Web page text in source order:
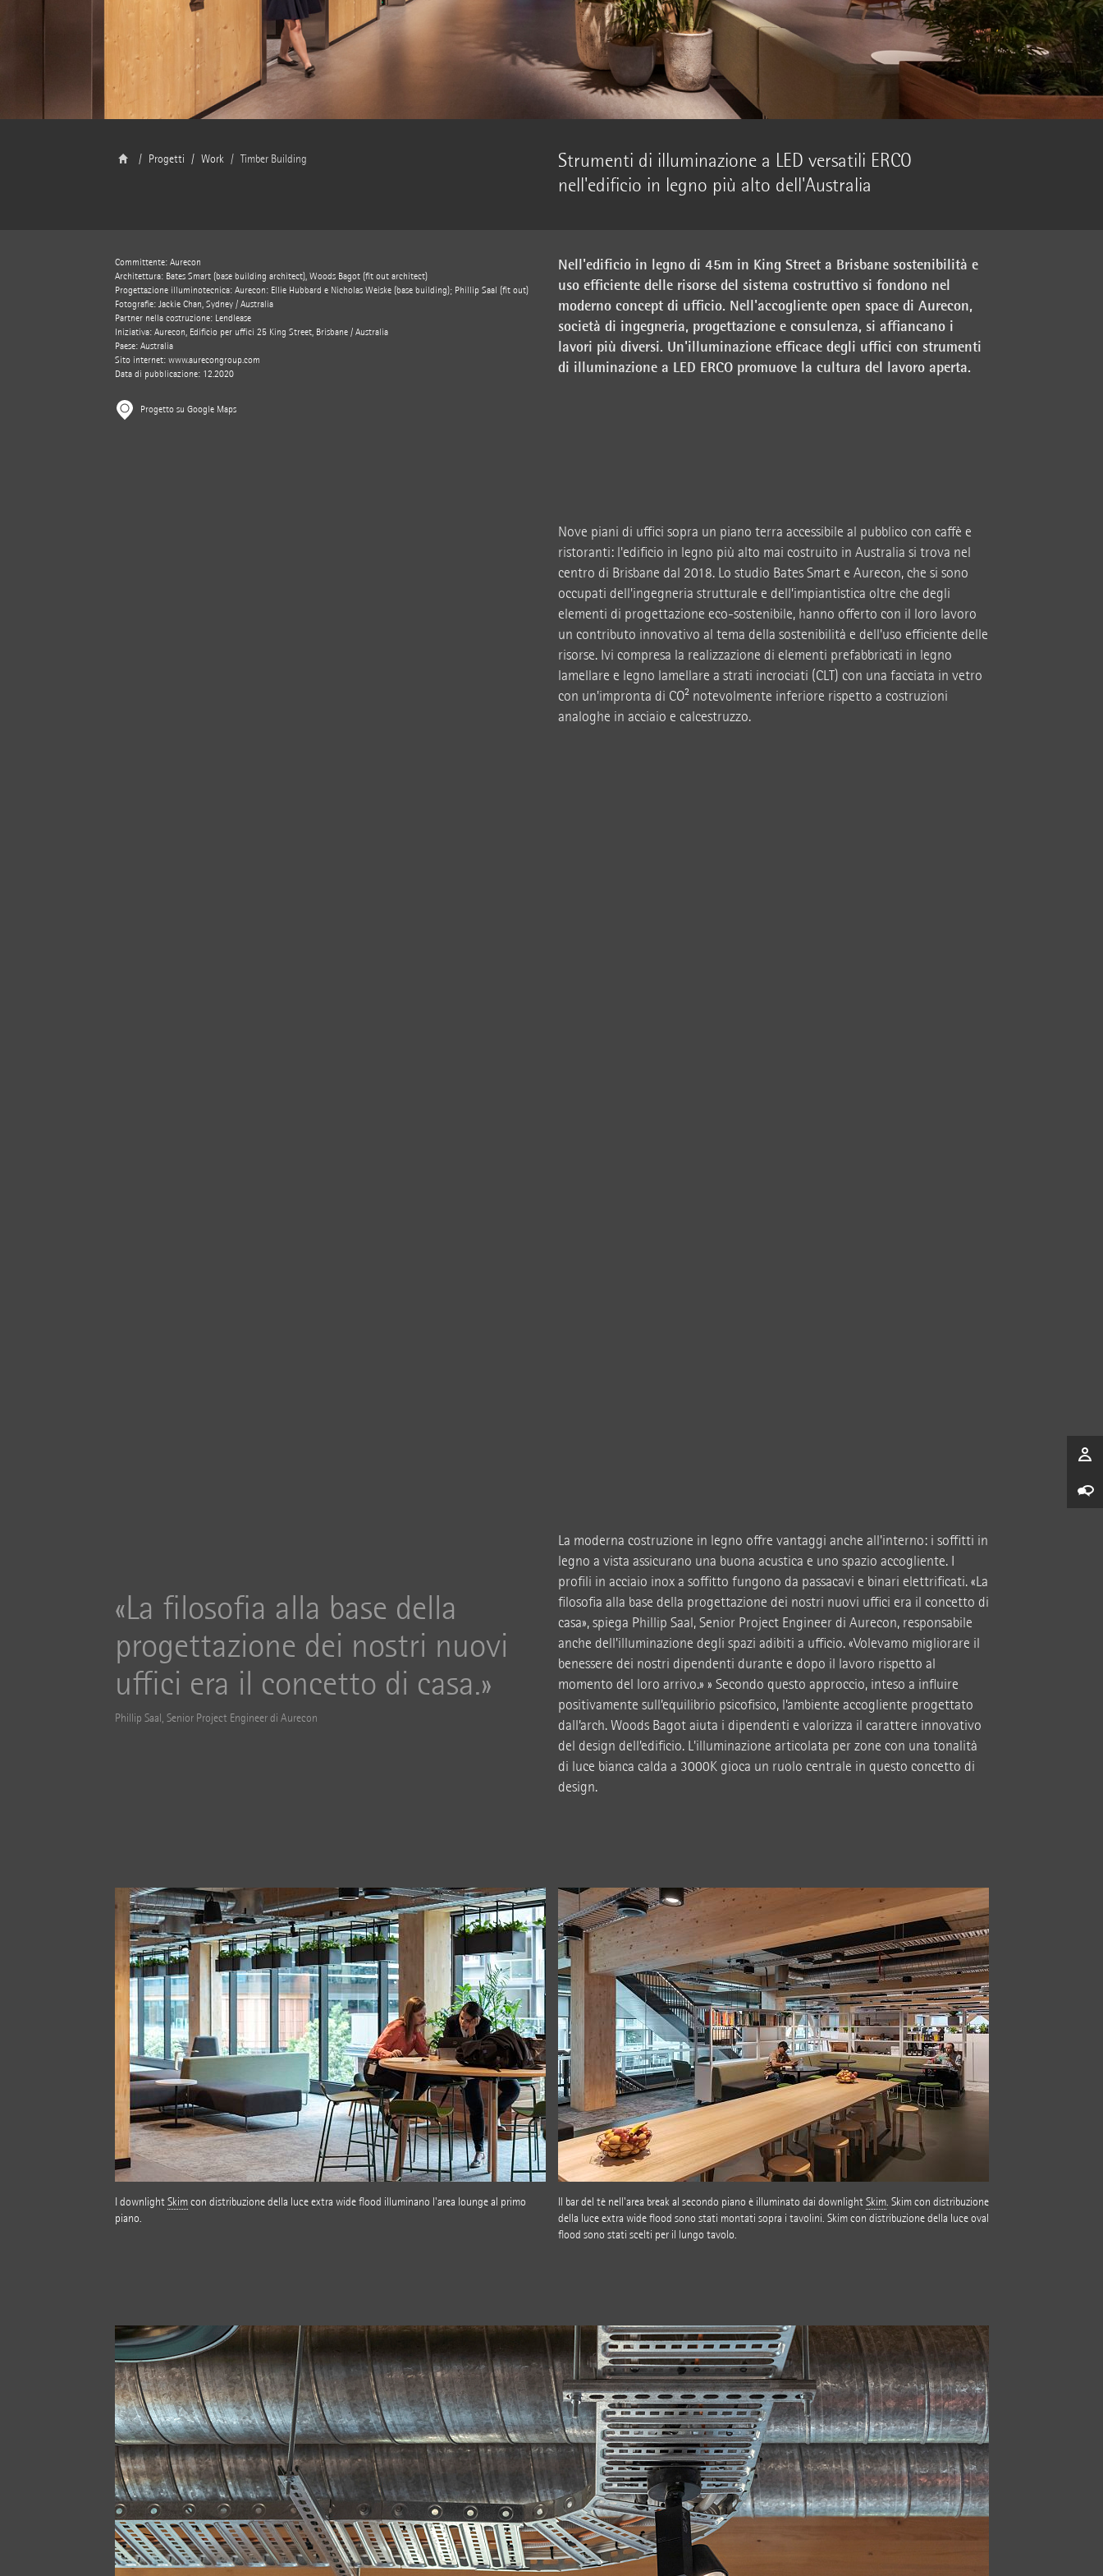
Progetti Work Timber Building
Strumenti di illuminazione a LED versatili ERCO
nell'edificio in legno più alto dell'Australia
Committente: Aurecon
Architettura: Bates Smart (base building architect), Woods Bagot (fit out architect)
Progettazione illuminotecnica: Aurecon: Ellie Hubbard e Nicholas Weiske (base building); Phillip Saal (fit out)
Fotografie: Jackie Chan, Sydney / Australia
Partner nella costruzione: Lendlease
Iniziativa: Aurecon, Edificio per uffici 25 King Street, Brisbane / Australia
Paese: Australia
Sito internet: www.aurecongroup.com
Data di pubblicazione: 12.2020
Progetto su Google Maps
Nell'edificio in legno di 45m in King Street a Brisbane sostenibilità e
uso efficiente delle risorse del sistema costruttivo si fondono nel
moderno concept di ufficio. Nell'accogliente open space di Aurecon,
società di ingegneria, progettazione e consulenza, si affiancano i
lavori più diversi. Un'illuminazione efficace degli uffici con strumenti
di illuminazione a LED ERCO promuove la cultura del lavoro aperta.
Nove piani di uffici sopra un piano terra accessibile al pubblico con caffè e
ristoranti: l'edificio in legno più alto mai costruito in Australia si trova nel
centro di Brisbane dal 2018. Lo studio Bates Smart e Aurecon, che si sono
occupati dell'ingegneria strutturale e dell’impiantistica oltre che degli
elementi di progettazione eco-sostenibile, hanno offerto con il loro lavoro
un contributo innovativo al tema della sostenibilità e dell'uso efficiente delle
risorse. Ivi compresa la realizzazione di elementi prefabbricati in legno
lamellare e legno lamellare a strati incrociati (CLT) con una facciata in vetro
con un'impronta di CO² notevolmente inferiore rispetto a costruzioni
analoghe in acciaio e calcestruzzo.
La filosofia alla base della
progettazione dei nostri nuovi
uffici era il concetto di casa.
Phillip Saal, Senior Project Engineer di Aurecon
La moderna costruzione in legno offre vantaggi anche all'interno: i soffitti in
legno a vista assicurano una buona acustica e uno spazio accogliente. I
profili in acciaio inox a soffitto fungono da passacavi e binari elettrificati. «La
filosofia alla base della progettazione dei nostri nuovi uffici era il concetto di
casa», spiega Phillip Saal, Senior Project Engineer di Aurecon, responsabile
anche dell'illuminazione degli spazi adibiti a ufficio. «Volevamo migliorare il
benessere dei nostri dipendenti durante e dopo il lavoro rispetto al
momento del loro arrivo.» » Secondo questo approccio, inteso a influire
positivamente sull’equilibrio psicofisico, l’ambiente accogliente progettato
dall’arch. Woods Bagot aiuta i dipendenti e valorizza il carattere innovativo
del design dell’edificio. L'illuminazione articolata per zone con una tonalità
di luce bianca calda a 3000K gioca un ruolo centrale in questo concetto di
design.
I downlightSkimcon distribuzione della luce extra wide flood illuminano l'area lounge al primo
piano.
Il bar del tè nell'area break al secondo piano è illuminato dai downlightSkim. Skim con distribuzione
della luce extra wide flood sono stati montati sopra i tavolini. Skim con distribuzione della luce oval
flood sono stati scelti per il lungo tavolo.